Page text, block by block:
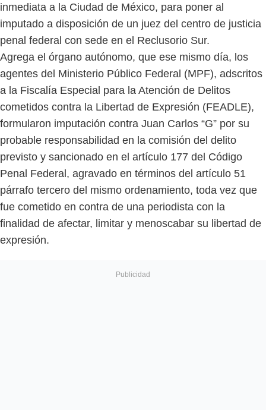
inmediata a la Ciudad de México, para poner al
imputado a disposición de un juez del centro de justicia
penal federal con sede en el Reclusorio Sur.
Agrega el órgano autónomo, que ese mismo día, los
agentes del Ministerio Público Federal (MPF), adscritos
a la Fiscalía Especial para la Atención de Delitos
cometidos contra la Libertad de Expresión (FEADLE),
formularon imputación contra Juan Carlos “G” por su
probable responsabilidad en la comisión del delito
previsto y sancionado en el artículo 177 del Código
Penal Federal, agravado en términos del artículo 51
párrafo tercero del mismo ordenamiento, toda vez que
fue cometido en contra de una periodista con la
finalidad de afectar, limitar y menoscabar su libertad de
expresión.